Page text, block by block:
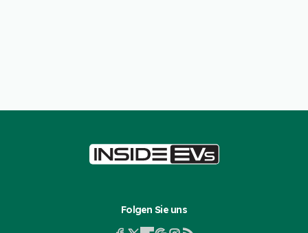
Folgen Sie uns